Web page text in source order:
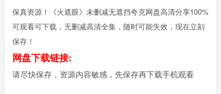
保真资源！《火遮眼》未删减无遮挡夸克网盘高清分享100%
可观看可下载，无删减高清全集，随时可能失效，现在立刻
保存！
网盘下载链接:
请尽快保存，资源内容敏感，先保存再下载手机观看